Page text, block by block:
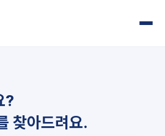
?
찾아드려요.